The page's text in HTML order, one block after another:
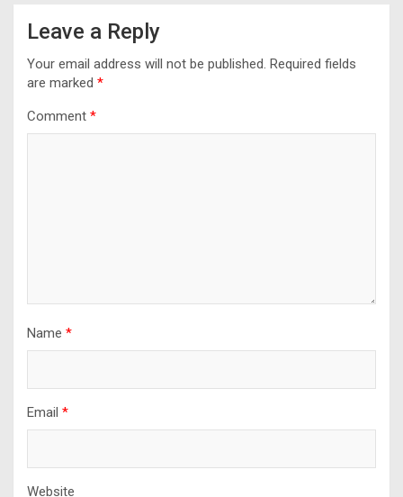
Leave a Reply
Your email address will not be published. Required fields
are marked *
Comment *
Name *
Email *
Website